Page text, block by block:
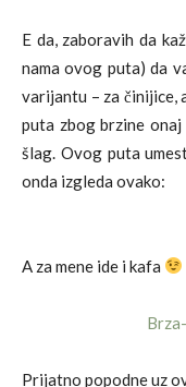
E da, zaboravih da
nama ovog puta) da
varijantu – za činijice,
puta zbog brzine
šlag. Ovog puta
onda izgleda ovako:
A za mene ide i kafa
Prijatno popodne uz